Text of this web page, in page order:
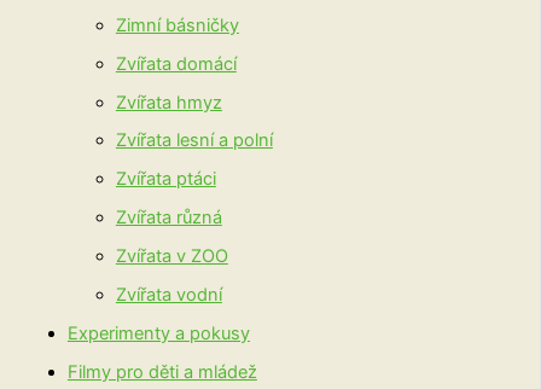
Zimní básničky
Zvířata domácí
Zvířata hmyz
Zvířata lesní a polní
Zvířata ptáci
Zvířata různá
Zvířata v ZOO
Zvířata vodní
Experimenty a pokusy
Filmy pro děti a mládež